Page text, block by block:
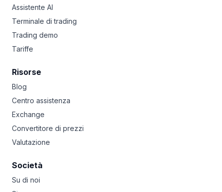
Assistente AI
Terminale di trading
Trading demo
Tariffe
Risorse
Blog
Centro assistenza
Exchange
Convertitore di prezzi
Valutazione
Società
Su di noi